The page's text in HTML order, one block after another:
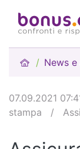
News
07.09.2021
stampa
/